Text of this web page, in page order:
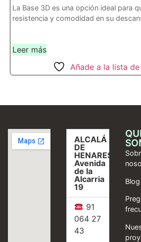
La Base 3D es una opción ideal para
resistencia y comodidad en su
Leer más
Añade a la lista
ALCALÁ
DE
HENARES,
Avenida
de la
Alcarria
19
91
064 27
43
Blog